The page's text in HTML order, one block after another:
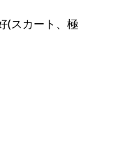
(スカート、極